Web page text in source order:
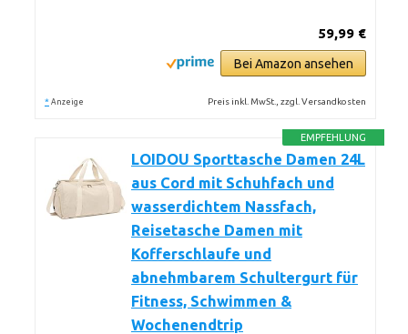
59,99 €
Bei Amazon ansehen
* Anzeige Preis inkl. MwSt., zzgl. Versandkosten
EMPFEHLUNG
LOIDOU Sporttasche Damen 24L
aus Cord mit Schuhfach und
wasserdichtem Nassfach,
Reisetasche Damen mit
Kofferschlaufe und
abnehmbarem Schultergurt für
Fitness, Schwimmen &
Wochenendtrip